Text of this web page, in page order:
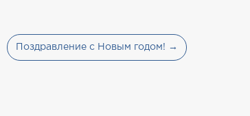
Поздравление с Новым годом! →